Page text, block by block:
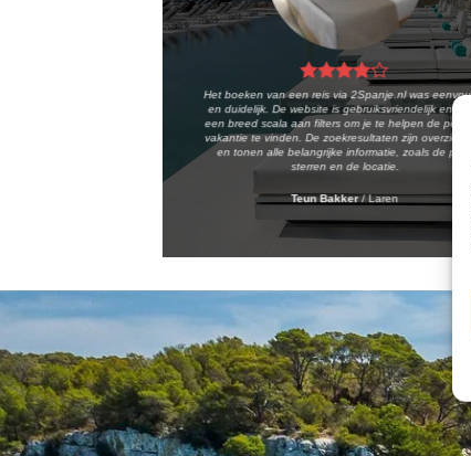
Het boeken van een reis via 2Spanje.nl was
en duidelijk. De website is gebruiksvriendelijk en
een breed scala aan filters om je te helpen de
vakantie te vinden. De zoekresultaten zijn
en tonen alle belangrijke informatie, zoals de prijs,
sterren en de locatie.
Teun Bakker /Laren